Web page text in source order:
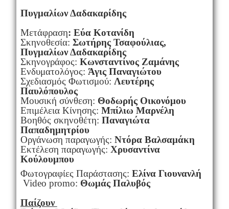
Πυγμαλίων Δαδακαρίδης
Μετάφραση: Εύα Κοτανίδη
Σκηνοθεσία: Σωτήρης Τσαφούλιας,
Πυγμαλίων Δαδακαρίδης
Σκηνογράφος: Kωνσταντίνος Ζαμάνης
Ενδυματολόγος: Άγις Παναγιώτου
Σχεδιασμός Φωτισμού: Λευτέρης
Παυλόπουλος
Μουσική σύνθεση: Θοδωρής Οικονόμου
Επιμέλεια Κίνησης: Μπίλιω Μαρνέλη
Βοηθός σκηνοθέτη: Παναγιώτα
Παπαδημητρίου
Οργάνωση παραγωγής: Ντόρα Βαλσαμάκη
Εκτέλεση παραγωγής: Χρυσαντίνα
Κούλουμπου
Φωτογραφίες Παράστασης: Ελίνα Γιουνανλή
Video promo: Θωμάς Παλυβός
Παίζουν